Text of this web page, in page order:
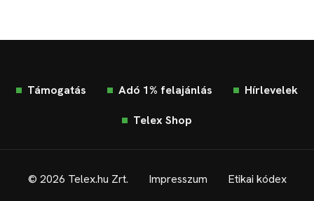
Támogatás Adó 1% felajánlás Hírlevelek
Telex Shop
© 2026 Telex.hu Zrt. Impresszum Etikai kódex